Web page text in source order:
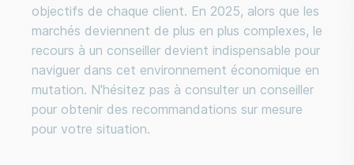
objectifs de chaque client. En 2025, alors que les
marchés deviennent de plus en plus complexes, le
recours à un conseiller devient indispensable pour
naviguer dans cet environnement économique en
mutation. N'hésitez pas à consulter un conseiller
pour obtenir des recommandations sur mesure
pour votre situation.